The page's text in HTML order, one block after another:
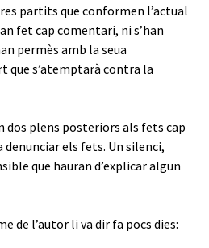
partits que conformen l’actual
fet cap comentari, ni s’han
permès amb la seua
que s’atemptarà contra la
dos plens posteriors als fets cap
denunciar els fets. Un silenci,
que hauran d’explicar algun
de l’autor li va dir fa pocs dies: